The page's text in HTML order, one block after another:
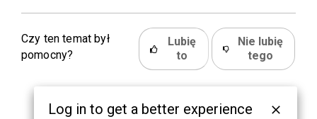
Czy ten temat był
pomocny?
Lubię
to
Nie lubię
tego
Log in to get a better experience